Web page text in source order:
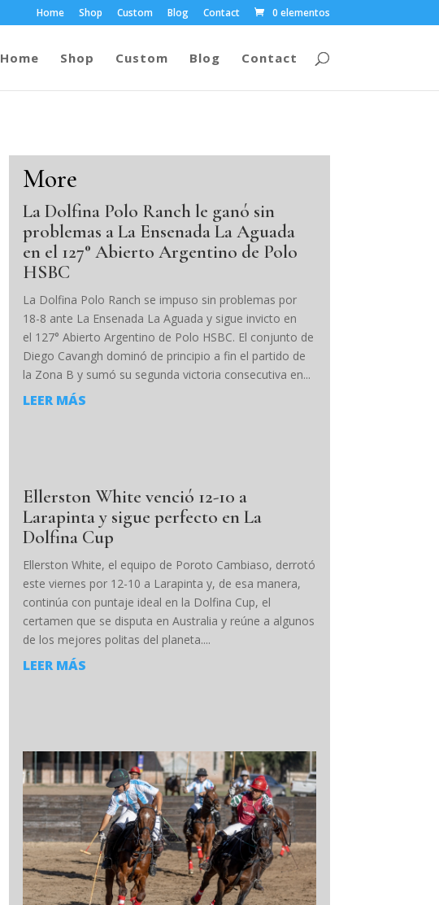
Home Shop Custom Blog Contact 0 elementos
Home Shop Custom Blog Contact
More
La Dolfina Polo Ranch le ganó sin
problemas a La Ensenada La Aguada
en el 127° Abierto Argentino de Polo
HSBC
La Dolfina Polo Ranch se impuso sin problemas por
18-8 ante La Ensenada La Aguada y sigue invicto en
el 127° Abierto Argentino de Polo HSBC. El conjunto de
Diego Cavangh dominó de principio a fin el partido de
la Zona B y sumó su segunda victoria consecutiva en...
LEER MÁS
Ellerston White venció 12-10 a
Larapinta y sigue perfecto en La
Dolfina Cup
Ellerston White, el equipo de Poroto Cambiaso, derrotó
este viernes por 12-10 a Larapinta y, de esa manera,
continúa con puntaje ideal en la Dolfina Cup, el
certamen que se disputa en Australia y reúne a algunos
de los mejores politas del planeta....
LEER MÁS